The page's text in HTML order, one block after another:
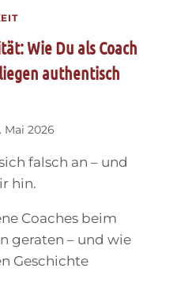
Wie Du als Coach
authentisch
Mai 2026
falsch an – und
hin.
Coaches beim
geraten – und wie
Geschichte